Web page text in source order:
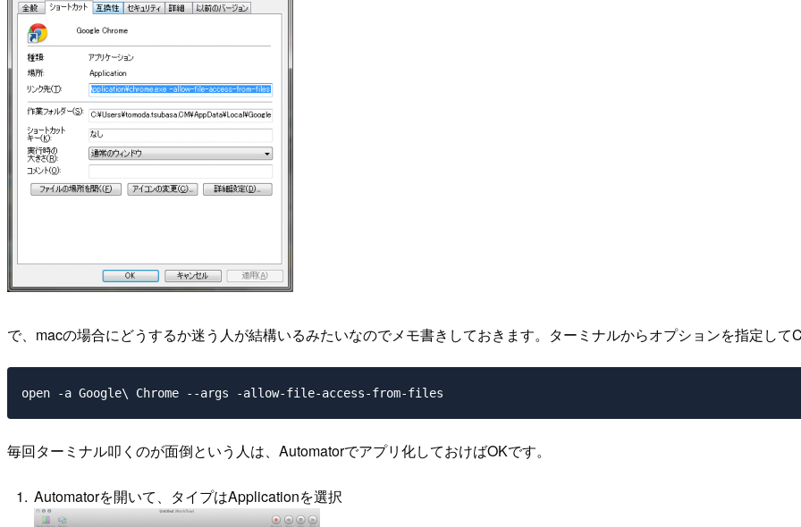
で、macの場合にどうするか迷う人が結構いるみたいなのでメモ書きしておきます。ターミナルからオプションを指定して
open -a Google\ Chrome --args -allow-file-access-from-files
毎回ターミナル叩くのが面倒という人は、Automatorでアプリ化しておけばOKです。
Automatorを開いて、タイプはApplicationを選択